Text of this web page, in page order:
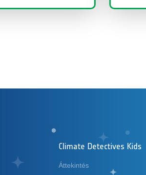
Climate Detectives Kids
Áttekintés